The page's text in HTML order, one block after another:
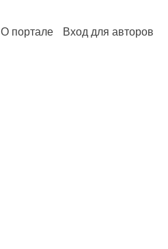
О портале Вход для авторов